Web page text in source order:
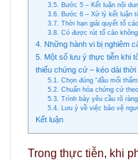
3.5. Bước 5 – Kết luận nội
3.6. Bước 6 – Xử lý kết luận
3.7. Thời hạn giải quyết tố
3.8. Có được rút tố cáo
4. Những hành vi bị nghiêm
5. Một số lưu ý thực tiễn khi
thiếu chứng cứ – kéo dài thời
5.1. Chọn đúng “đầu mối
5.2. Chuẩn hóa chứng cứ theo
5.3. Trình bày yêu cầu rõ ràng
5.4. Lưu ý về việc bảo vệ
Kết luận
Trong thực tiễn, khi